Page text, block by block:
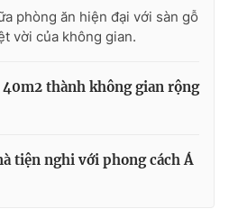
phòng ăn hiện đại với sàn gỗ
vời của không gian.
thành không gian rộng
tiện nghi với phong cách Á